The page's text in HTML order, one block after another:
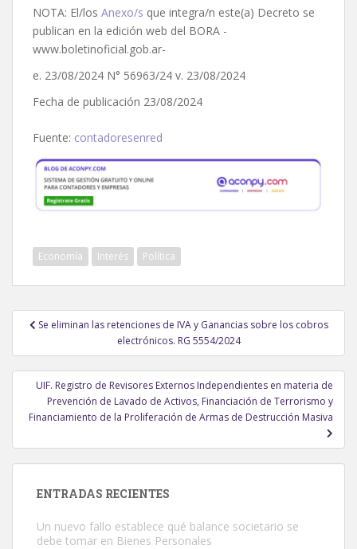
NOTA: El/los Anexo/s que integra/n este(a) Decreto se
publican en la edición web del BORA -
www.boletinoficial.gob.ar-
e. 23/08/2024 N° 56963/24 v. 23/08/2024
Fecha de publicación 23/08/2024
Fuente: contadoresenred
Economía Interés Política
Navegación
entradas
Se eliminan las retenciones de IVA y Ganancias sobre los cobros
electrónicos. RG 5554/2024
UIF. Registro de Revisores Externos Independientes en materia de
Prevención de Lavado de Activos, Financiación de Terrorismo y
Financiamiento de la Proliferación de Armas de Destrucción Masiva
ENTRADAS RECIENTES
Un nuevo fallo establece qué balance societario se
debe tomar en Bienes Personales